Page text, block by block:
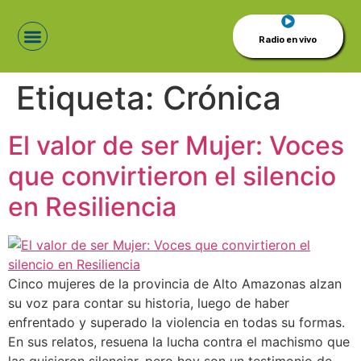
Radio en vivo
Etiqueta: Crónica
El valor de ser Mujer: Voces
que convirtieron el silencio
en Resiliencia
Cinco mujeres de la provincia de Alto Amazonas alzan
su voz para contar su historia, luego de haber
enfrentado y superado la violencia en todas su formas.
En sus relatos, resuena la lucha contra el machismo que